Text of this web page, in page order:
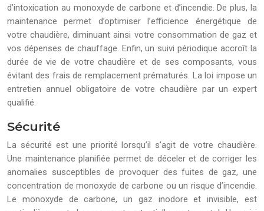
d’intoxication au monoxyde de carbone et d’incendie. De plus, la
maintenance permet d’optimiser l’efficience énergétique de
votre chaudière, diminuant ainsi votre consommation de gaz et
vos dépenses de chauffage. Enfin, un suivi périodique accroît la
durée de vie de votre chaudière et de ses composants, vous
évitant des frais de remplacement prématurés. La loi impose un
entretien annuel obligatoire de votre chaudière par un expert
qualifié.
Sécurité
La sécurité est une priorité lorsqu’il s’agit de votre chaudière.
Une maintenance planifiée permet de déceler et de corriger les
anomalies susceptibles de provoquer des fuites de gaz, une
concentration de monoxyde de carbone ou un risque d’incendie.
Le monoxyde de carbone, un gaz inodore et invisible, est